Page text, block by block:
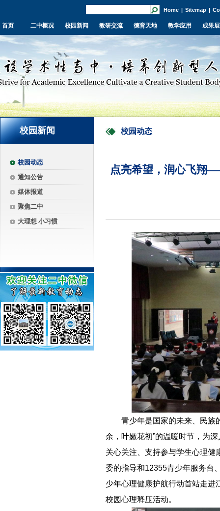
Home | Sitemap |
首页 二中概况 校园新闻 教研交流 德育天地 教学应用 成果
校园新闻
校园动态
通知公告
媒体报道
聚焦二中
大理想 小习惯
校园动态
点亮希望，润心飞翔
青少年是国家的未来、民族
余，叶嫩花初”的温暖时节，为
关心关注、支持参与学生心理健
委的指导和12355青少年服务台
少年心理健康护航行动首站走进
校园心理释压活动。